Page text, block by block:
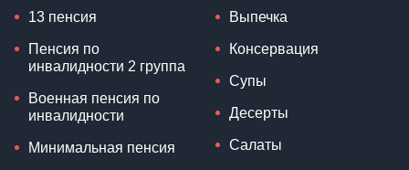
13 пенсия
Пенсия по
инвалидности 2 группа
Военная пенсия по
инвалидности
Минимальная пенсия
Выпечка
Консервация
Супы
Десерты
Салаты